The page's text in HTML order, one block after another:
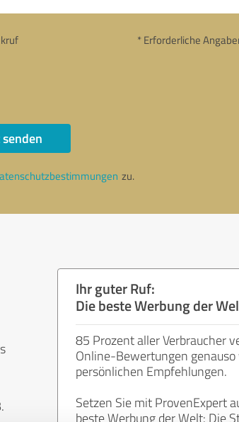
* Erforderliche
zu.
Ihr guter Ruf:
Die beste Werbung der
85 Prozent aller Verbraucher
Online-Bewertungen
persönlichen Empfehlungen.
Setzen Sie mit ProvenExpert
beste Werbung der Welt: Die